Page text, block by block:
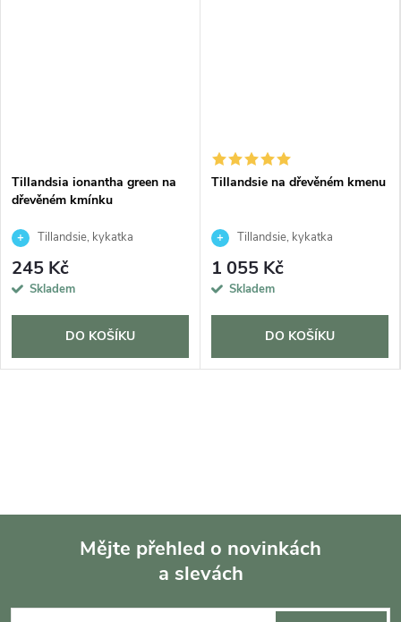
Tillandsia ionantha green na
dřevěném kmínku
Tillandsie, kykatka
245 Kč
Skladem
DO KOŠÍKU
Tillandsie na dřevěném kmenu
Tillandsie, kykatka
1 055 Kč
Skladem
DO KOŠÍKU
Mějte přehled o novinkách
a slevách